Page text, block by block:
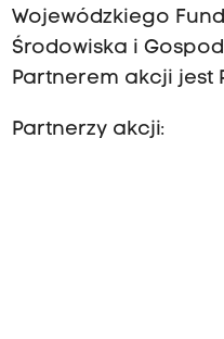
Wojewódzkiego
Środowiska i
Partnerem akcji jest
Partnerzy akcji: